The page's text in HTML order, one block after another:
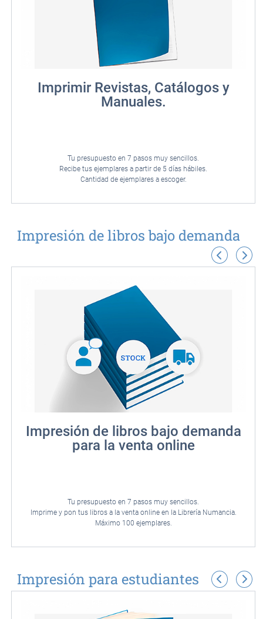
Imprimir Revistas, Catálogos y
Manuales.
Tu presupuesto en 7 pasos muy sencillos.
Recibe tus ejemplares a partir de 5 días hábiles.
Cantidad de ejemplares a escoger.
Impresión de libros bajo demanda
Impresión de libros bajo demanda
para la venta online
Tu presupuesto en 7 pasos muy sencillos.
Imprime y pon tus libros a la venta online en la Librería Numancia.
Máximo 100 ejemplares.
Impresión para estudiantes